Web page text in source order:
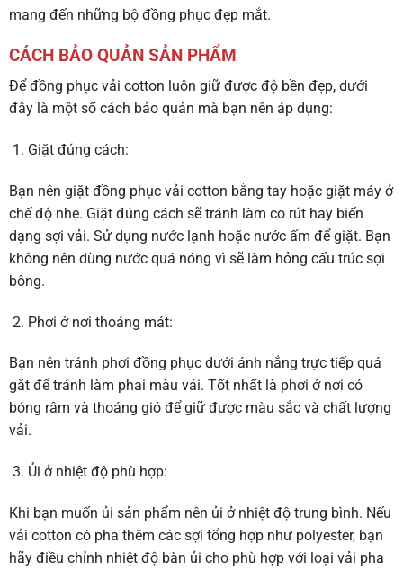
mang đến những bộ đồng phục đẹp mắt.
CÁCH BẢO QUẢN SẢN PHẨM
Để đồng phục vải cotton luôn giữ được độ bền đẹp, dưới
đây là một số cách bảo quản mà bạn nên áp dụng:
Giặt đúng cách:
Bạn nên giặt đồng phục vải cotton bằng tay hoặc giặt máy ở
chế độ nhẹ. Giặt đúng cách sẽ tránh làm co rút hay biến
dạng sợi vải. Sử dụng nước lạnh hoặc nước ấm để giặt. Bạn
không nên dùng nước quá nóng vì sẽ làm hỏng cấu trúc sợi
bông.
Phơi ở nơi thoáng mát:
Bạn nên tránh phơi đồng phục dưới ánh nắng trực tiếp quá
gắt để tránh làm phai màu vải. Tốt nhất là phơi ở nơi có
bóng râm và thoáng gió để giữ được màu sắc và chất lượng
vải.
Ủi ở nhiệt độ phù hợp:
Khi bạn muốn ủi sản phẩm nên ủi ở nhiệt độ trung bình. Nếu
vải cotton có pha thêm các sợi tổng hợp như polyester, bạn
hãy điều chỉnh nhiệt độ bàn ủi cho phù hợp với loại vải pha